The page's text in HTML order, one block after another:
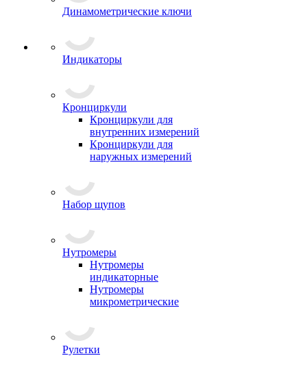
Динамометрические ключи
Индикаторы
Кронциркули
Кронциркули для
внутренних измерений
Кронциркули для
наружных измерений
Набор щупов
Нутромеры
Нутромеры
индикаторные
Нутромеры
микрометрические
Рулетки